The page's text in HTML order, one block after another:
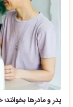
پدر و مادرها